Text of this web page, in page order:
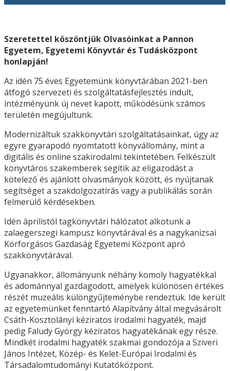
Szeretettel köszöntjük Olvasóinkat a Pannon
Egyetem, Egyetemi Könyvtár és Tudásközpont
honlapján!
Az idén 75 éves Egyetemünk könyvtárában 2021-ben
átfogó szervezeti és szolgáltatásfejlesztés indult,
intézményünk új nevet kapott, működésünk számos
területén megújultunk.
Modernizáltuk szakkönyvtári szolgáltatásainkat, úgy az
egyre gyarapodó nyomtatott könyvállomány, mint a
digitális és online szakirodalmi tekintetében. Felkészült
könyvtáros szakemberek segítik az eligazodást a
kötelező és ajánlott olvasmányok között, és nyújtanak
segítséget a szakdolgozatírás vagy a publikálás során
felmerülő kérdésekben.
Idén áprilistól tagkönyvtári hálózatot alkotunk a
zalaegerszegi kampusz könyvtárával és a nagykanizsai
Körforgásos Gazdaság Egyetemi Központ apró
szakkönyvtárával.
Ugyanakkor, állományunk néhány komoly hagyatékkal
és adománnyal gazdagodott, amelyek különösen értékes
részét muzeális különgyűjteménybe rendeztük. Ide került
az egyetemünket fenntartó Alapítvány által megvásárolt
Csáth-Kosztolányi kéziratos irodalmi hagyaték, majd
pedig Faludy György kéziratos hagyatékának egy része.
Mindkét irodalmi hagyaték szakmai gondozója a Sziveri
János Intézet, Közép- és Kelet-Európai Irodalmi és
Társadalomtudományi Kutatóközpont.